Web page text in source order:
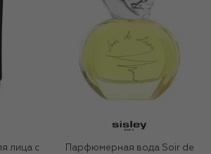
лица с
Парфюмерная вода Soir de